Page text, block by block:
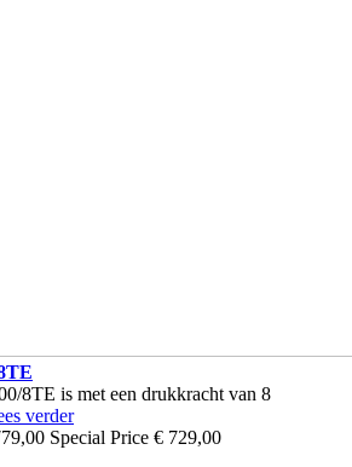
8TE is met een drukkracht van 8
verder
Special Price € 729,00